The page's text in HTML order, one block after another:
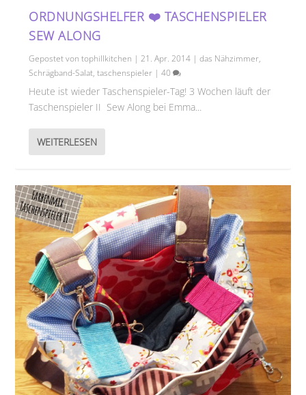
ORDNUNGSHELFER ❤️ TASCHENSPIELER
SEW ALONG
Gepostet vontophillkitchen |21. Apr. 2014 |das Nähzimmer,
Schrägband-Salat,taschenspieler |40
Heute ist wieder Taschenspieler-Tag! 3 Wochen läuft der
Taschenspieler II Sew Along bei Emma...
WEITERLESEN